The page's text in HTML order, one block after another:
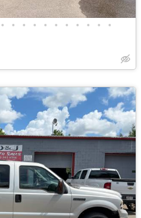
• • • • • • • • • • •